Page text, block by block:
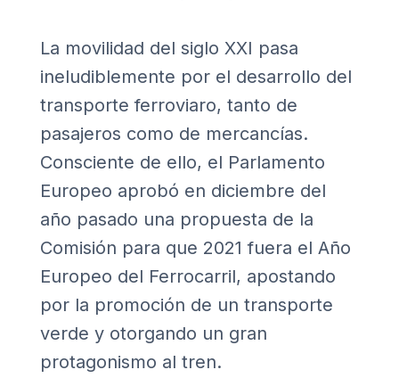
La movilidad del siglo XXI pasa
ineludiblemente por el desarrollo del
transporte ferroviaro, tanto de
pasajeros como de mercancías.
Consciente de ello, el Parlamento
Europeo aprobó en diciembre del
año pasado una propuesta de la
Comisión para que 2021 fuera el Año
Europeo del Ferrocarril, apostando
por la promoción de un transporte
verde y otorgando un gran
protagonismo al tren.